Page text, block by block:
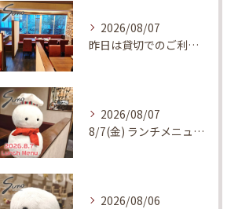
2026/08/07
昨日は貸切でのご利用、誠にありがとうございました！
2026/08/07
8/7(金) ランチメニューのご案内
2026/08/06